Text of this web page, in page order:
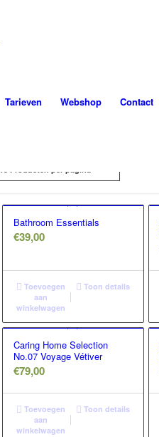
Tarieven Webshop Contact
15 Producten per pagina
Bathroom Essentials
€39,00
Toevoegen
aan
winkelwagen
Toon details
Caring Home Selection
No.07 Voyage Vétiver
€79,00
Toevoegen
aan
winkelwagen
Toon details